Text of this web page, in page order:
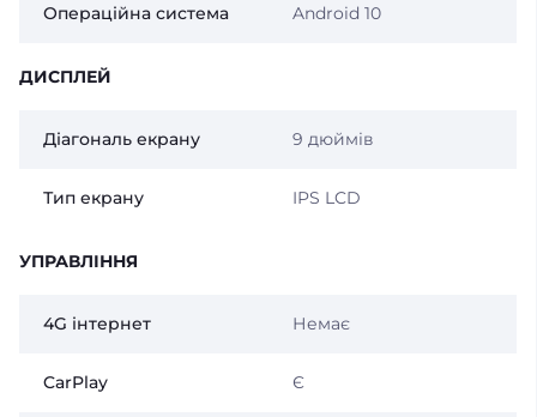
Операційна система Android 10
ДИСПЛЕЙ
Діагональ екрану 9 дюймів
Тип екрану IPS LCD
УПРАВЛІННЯ
4G інтернет Немає
CarPlay Є